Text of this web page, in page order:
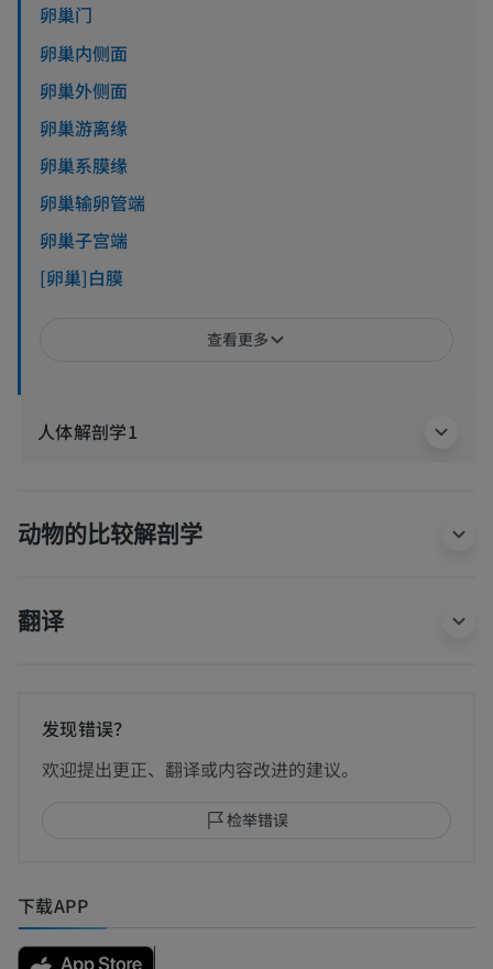
卵巢门
卵巢内侧面
卵巢外侧面
卵巢游离缘
卵巢系膜缘
卵巢输卵管端
卵巢子宫端
[卵巢]白膜
查看更多
人体解剖学1
动物的比较解剖学
翻译
发现错误？
欢迎提出更正、翻译或内容改进的建议。
检举错误
下载APP